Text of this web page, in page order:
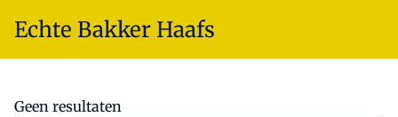
Echte Bakker Haafs
Geen resultaten